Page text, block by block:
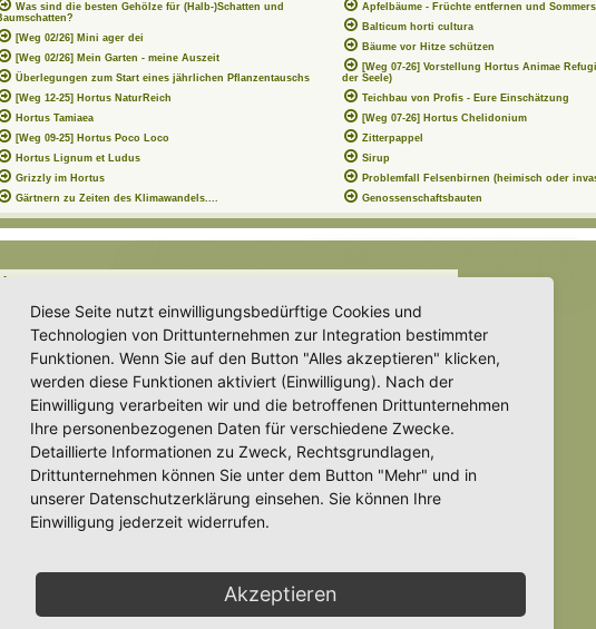
Was sind die besten Gehölze für (Halb-)Schatten und
[Weg 02/26] Mini ager dei
[Weg 02/26] Mein Garten - meine Auszeit
Überlegungen zum Start eines jährlichen Pflanzentauschs
[Weg 12-25] Hortus NaturReich
Hortus Tamiaea
[Weg 09-25] Hortus Poco Loco
Hortus Lignum et Ludus
Grizzly im Hortus
Gärtnern zu Zeiten des Klimawandels....
Apfelbäume - Früchte entfernen und
Balticum horti cultura
Bäume vor Hitze schützen
[Weg 07-26] Vorstellung Hortus Animae
der Seele)
Teichbau von Profis - Eure Einschätzung
[Weg 07-26] Hortus Chelidonium
Zitterpappel
Sirup
Problemfall Felsenbirnen (heimisch oder
Genossenschaftsbauten
Forum: Ankündigungen & Fragen zum Forum
Eintragung eines Hortus genauer zu definieren.
in unserem Beitrag
Eintragung eines Hortus genauer zu definieren.
in unserem Beitrag
c
Diese Seite nutzt einwilligungsbedürftige Cookies und
Technologien von Drittunternehmen zur Integration bestimmter
Funktionen. Wenn Sie auf den Button "Alles akzeptieren" klicken,
werden diese Funktionen aktiviert (Einwilligung). Nach der
Einwilligung verarbeiten wir und die betroffenen Drittunternehmen
Ihre personenbezogenen Daten für verschiedene Zwecke.
Detaillierte Informationen zu Zweck, Rechtsgrundlagen,
Drittunternehmen können Sie unter dem Button "Mehr" und in
unserer Datenschutzerklärung einsehen. Sie können Ihre
Einwilligung jederzeit widerrufen.
Akzeptieren